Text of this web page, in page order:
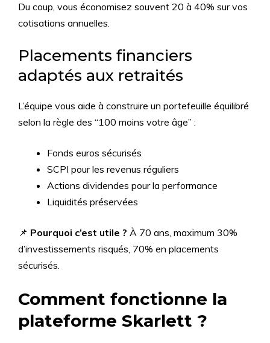
Du coup, vous économisez souvent 20 à 40% sur vos
cotisations annuelles.
Placements financiers
adaptés aux retraités
L’équipe vous aide à construire un portefeuille équilibré
selon la règle des “100 moins votre âge” :
Fonds euros sécurisés
SCPI pour les revenus réguliers
Actions dividendes pour la performance
Liquidités préservées
📌 Pourquoi c’est utile ? À 70 ans, maximum 30%
d’investissements risqués, 70% en placements
sécurisés.
Comment fonctionne la
plateforme Skarlett ?